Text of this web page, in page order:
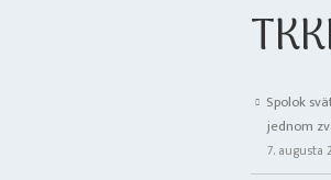
Spolok
jednom
7. augusta